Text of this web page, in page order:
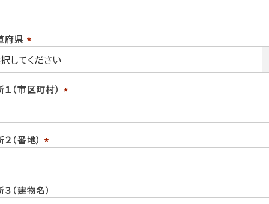
須)
府県
(必
須)
（市区町村）
須)
（番地）
須)
（建物名）